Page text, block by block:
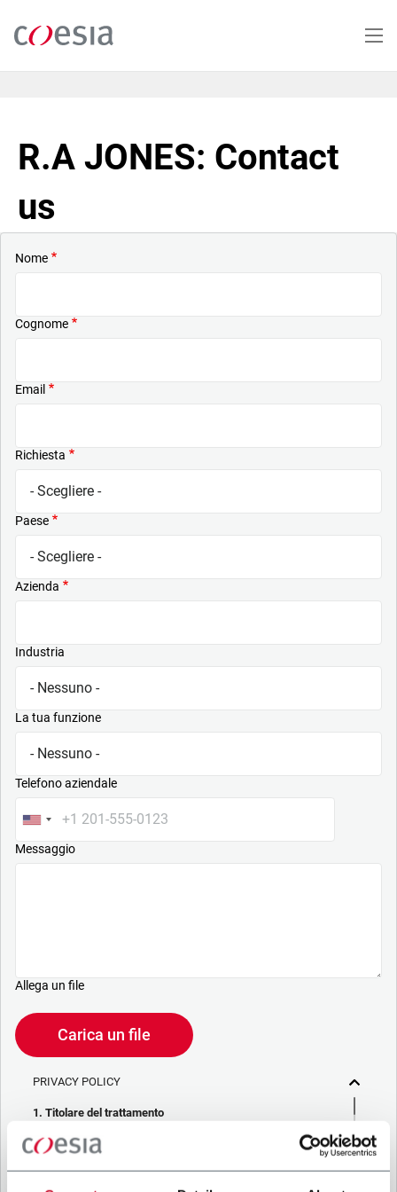
contenuto
R.A JONES: Contact
us
Nome
Cognome
Email
Richiesta
Paese
Azienda
Industria
La tua funzione
Telefono aziendale
Messaggio
Allega un file
Carica un file
PRIVACY POLICY
1. Titolare del trattamento
La società che stai cercando di contattare (“Società”)
tramite questo form tratta i tuoi dati personali – in qualità di
titolare/contitolare del trattamento – per le finalità descritte